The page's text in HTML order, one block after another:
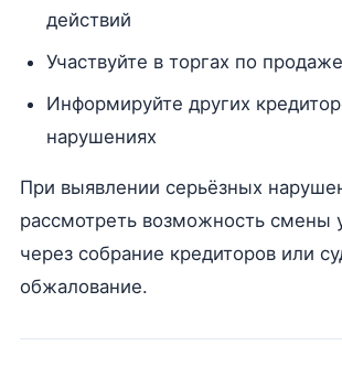
действий
Участвуйте в торгах по
Информируйте других
нарушениях
При выявлении серьёзных
рассмотреть возможность смены
через собрание кредиторов или
обжалование.